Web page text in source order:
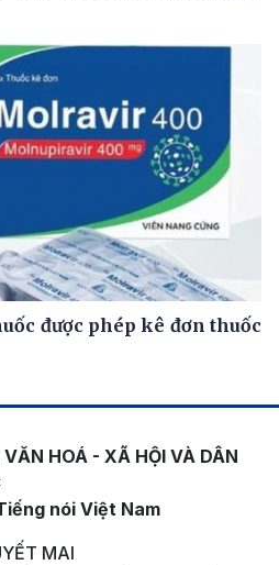
được phép kê đơn thuốc
VĂN HOÁ - XÃ HỘI VÀ DÂN
nói Việt Nam
MAI